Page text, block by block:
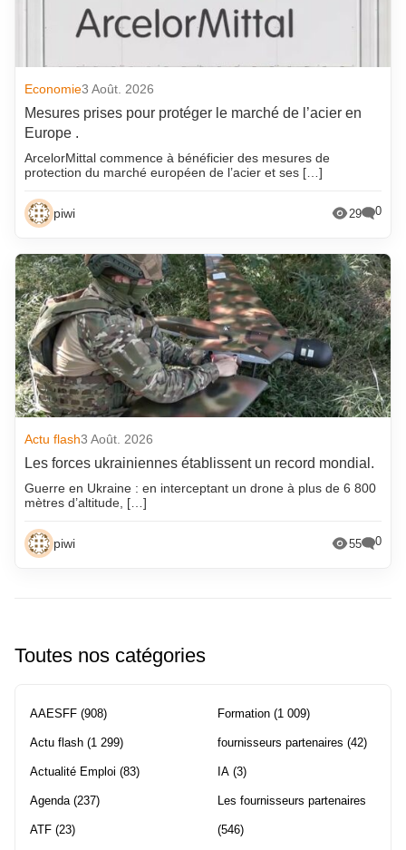
Economie3 Août. 2026
Mesures prises pour protéger le marché de l’acier en
Europe .
ArcelorMittal commence à bénéficier des mesures de
protection du marché européen de l’acier et ses […]
piwi 29 0
Actu flash3 Août. 2026
Les forces ukrainiennes établissent un record mondial.
Guerre en Ukraine : en interceptant un drone à plus de 6 800
mètres d’altitude, […]
piwi 55 0
Toutes nos catégories
AAESFF (908)
Actu flash (1 299)
Actualité Emploi (83)
Agenda(237)
ATF (23)
Formation (1 009)
fournisseurs partenaires (42)
IA (3)
Les fournisseurs partenaires
(546)